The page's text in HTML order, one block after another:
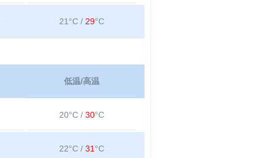
21°C / 29°C
低温/高温
20°C /30°C
22°C /31 °C